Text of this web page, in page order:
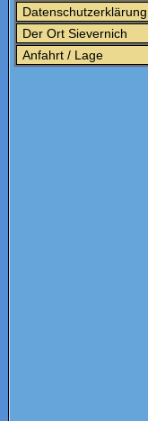
Datenschutzerklärung
Der Ort Sievernich
Anfahrt / Lage